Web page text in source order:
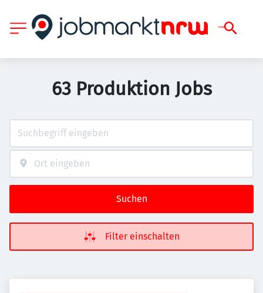
63 Produktion Jobs
Suchen
Filter einschalten